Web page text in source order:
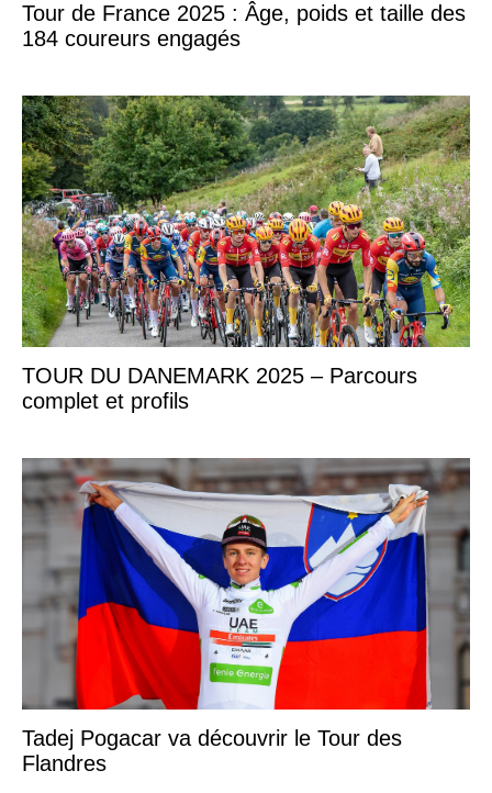
Tour de France 2025 : Âge, poids et taille des
184 coureurs engagés
TOUR DU DANEMARK 2025 – Parcours
complet et profils
Tadej Pogacar va découvrir le Tour des
Flandres